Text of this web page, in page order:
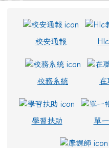
校安通報
校務系統 在
學習扶助 單